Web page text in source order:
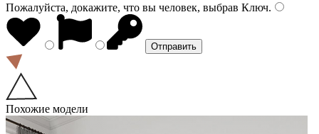
Пожалуйста, докажите, что вы человек, выбрав Ключ.
Похожие модели